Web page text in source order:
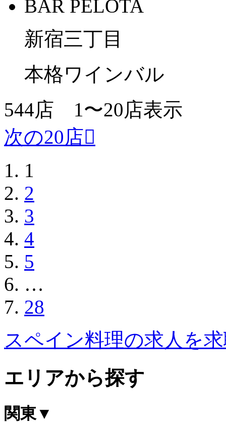
BAR PELOTA
新宿三丁目
本格ワインバル
544店 1〜20店表示
次の20店
1
2
3
4
5
…
28
スペイン料理の求人を
エリアから探す
関東▼